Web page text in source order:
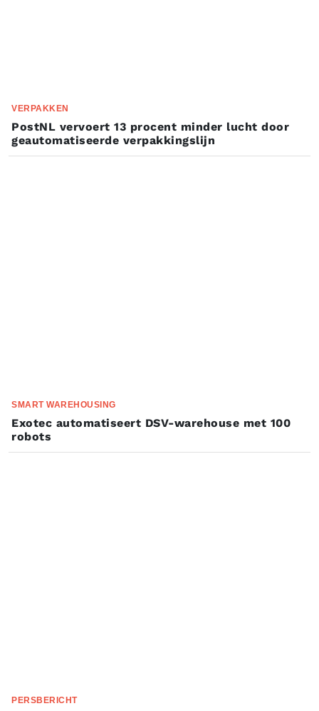
VERPAKKEN
PostNL vervoert 13 procent minder lucht door
geautomatiseerde verpakkingslijn
SMART WAREHOUSING
Exotec automatiseert DSV-warehouse met 100
robots
PERSBERICHT